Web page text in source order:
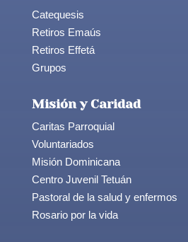
Catequesis
Retiros Emaús
Retiros Effetá
Grupos
Misión y Caridad
Caritas Parroquial
Voluntariados
Misión Dominicana
Centro Juvenil Tetuán
Pastoral de la salud y enfermos
Rosario por la vida